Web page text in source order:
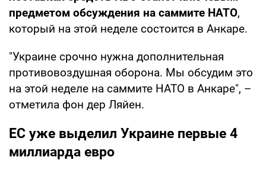
предметом обсуждения на саммите НАТО,
который на этой неделе состоится в Анкаре.
"Украине срочно нужна дополнительная
противовоздушная оборона. Мы обсудим это
на этой неделе на саммите НАТО в Анкаре", –
отметила фон дер Ляйен.
ЕС уже выделил Украине первые 4
миллиарда евро